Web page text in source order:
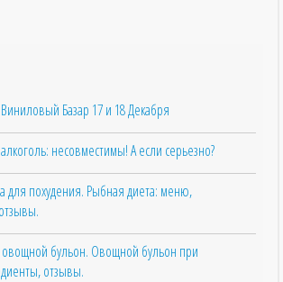
Базар 17 и 18 Декабря
несовместимы! А если серьезно?
для похудения. Рыбная диета: меню,
овощной бульон. Овощной бульон при
отзывы.